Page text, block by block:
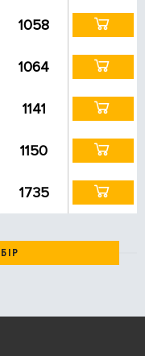
1058
1064
1141
1150
1735